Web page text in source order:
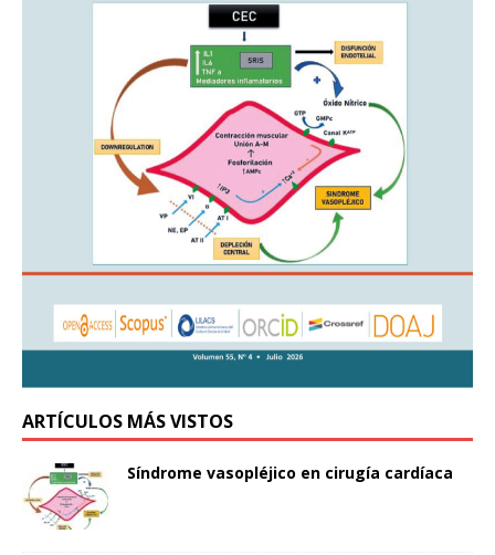
ARTÍCULOS MÁS VISTOS
Síndrome vasopléjico en cirugía cardíaca